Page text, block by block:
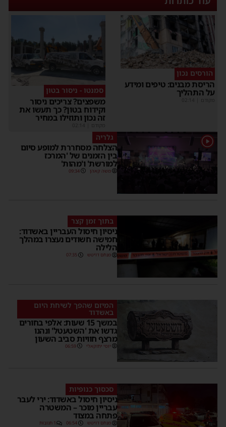
הורסים נכון
הריסת מבנים: טיפים ומידע
על התהליך
מקודם
סמנטו - ניסור בטון
משפצים? צריכים ניסור
וקידוח בטון? כך תעשו את
זה נכון ותוזילו במחיר
מקודם
1 גלריה
הצלחה מסחררת למופע סיום
בין הזמנים של 'המרכז
למורשת' ו'מהות'
משה קאהן 09:34
בתוך זמן קצר
ניסיון חיסול העבריין באשדוד:
חמישה חשודים נעצרו במהלך
הלילה
מנחם דויטש 07:35
המיזם שהפך לשיחת היום
באשדוד
במשך 15 שעות: אלפי בחורים
גדשו את 'השטעטל' ונהנו
מרצף חוויות סביב השעון
יוסי יחזקאלי 06:59
סכסוך כנופיות
ניסיון חיסול באשדוד: ירי לעבר
עבריין מוכר – המשטרה
פתחה במצוד
מנחם דויטש 06:54 1 תגובות